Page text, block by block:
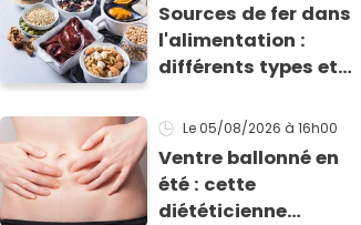
Sources de fer dans
l'alimentation :
différents types et
d'absorption par le
corps
Le 05/08/2026 à 16h00
Ventre ballonné en
été : cette
diététicienne